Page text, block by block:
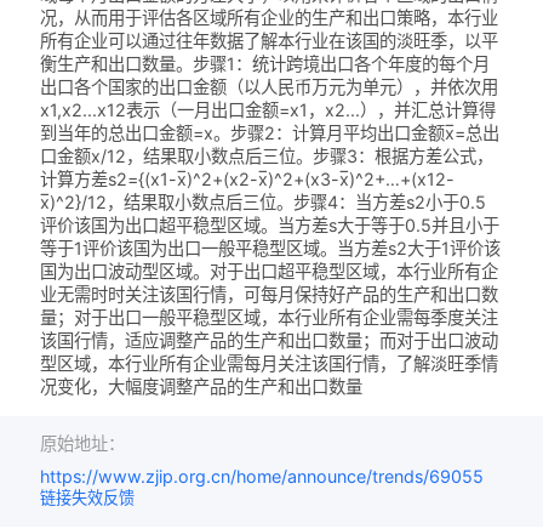
况，从而用于评估各区域所有企业的生产和出口策略，本行业
所有企业可以通过往年数据了解本行业在该国的淡旺季，以平
衡生产和出口数量。步骤1：统计跨境出口各个年度的每个月
出口各个国家的出口金额（以人民币万元为单元），并依次用
x1,x2...x12表示（一月出口金额=x1，x2...），并汇总计算得
到当年的总出口金额=x。步骤2：计算月平均出口金额x̅=总出
口金额x/12，结果取小数点后三位。步骤3：根据方差公式，
计算方差s2={(x1-x̅)^2+(x2-x̅)^2+(x3-x̅)^2+…+(x12-
x̅)^2}/12，结果取小数点后三位。步骤4：当方差s2小于0.5
评价该国为出口超平稳型区域。当方差s大于等于0.5并且小于
等于1评价该国为出口一般平稳型区域。当方差s2大于1评价该
国为出口波动型区域。对于出口超平稳型区域，本行业所有企
业无需时时关注该国行情，可每月保持好产品的生产和出口数
量；对于出口一般平稳型区域，本行业所有企业需每季度关注
该国行情，适应调整产品的生产和出口数量；而对于出口波动
型区域，本行业所有企业需每月关注该国行情，了解淡旺季情
况变化，大幅度调整产品的生产和出口数量
原始地址：
https://www.zjip.org.cn/home/announce/trends/69055
链接失效反馈